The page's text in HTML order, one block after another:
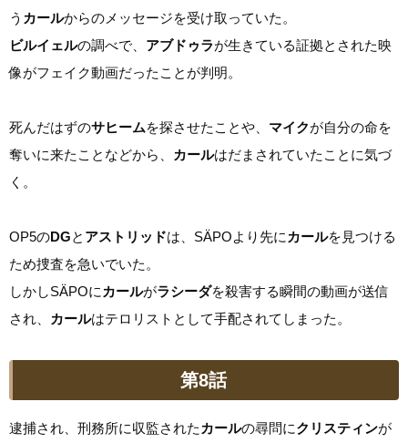
う カールからのメッセージを受け取っていた。
ビルイェルの調べで、 アブドゥラが生きている証拠とされた映
像がフェイク動画だったことが判明。
死んだはずのサヒームを探させたことや、 マイクが自分の命を
奪いに来たことなどから、 カールはだまされていたことに気づ
く。
OP5のDGと アストリッドは、SÄPOより先にカールを見つける
ため捜査を急いでいた。
しかしSÄPOにカールがラシーダを殺害する瞬間の動画が送信
され、 カールはテロリストとして手配されてしまった。
第8話
逮捕され、刑務所に収監された カールの尋問にクリスティンが